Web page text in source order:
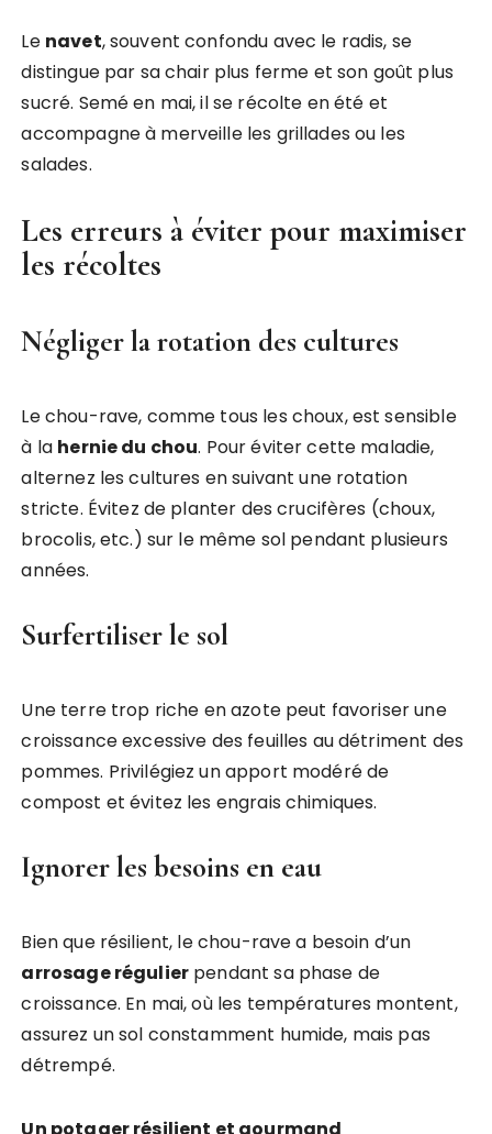
Le navet, souvent confondu avec le radis, se
distingue par sa chair plus ferme et son goût plus
sucré. Semé en mai, il se récolte en été et
accompagne à merveille les grillades ou les
salades.
Les erreurs à éviter pour maximiser
les récoltes
Négliger la rotation des cultures
Le chou-rave, comme tous les choux, est sensible
à la hernie du chou. Pour éviter cette maladie,
alternez les cultures en suivant une rotation
stricte. Évitez de planter des crucifères (choux,
brocolis, etc.) sur le même sol pendant plusieurs
années.
Surfertiliser le sol
Une terre trop riche en azote peut favoriser une
croissance excessive des feuilles au détriment des
pommes. Privilégiez un apport modéré de
compost et évitez les engrais chimiques.
Ignorer les besoins en eau
Bien que résilient, le chou-rave a besoin d’un
arrosage régulier pendant sa phase de
croissance. En mai, où les températures montent,
assurez un sol constamment humide, mais pas
détrempé.